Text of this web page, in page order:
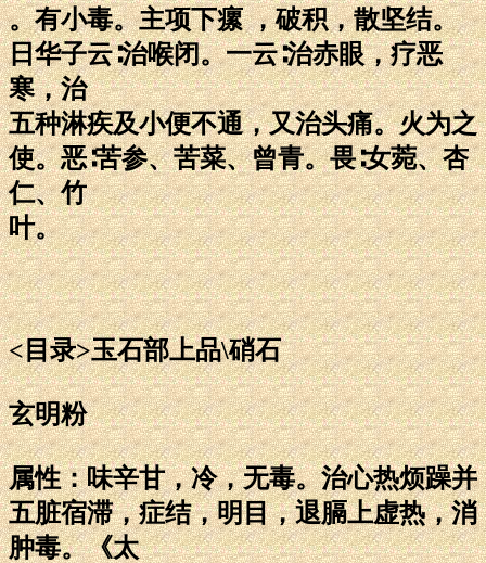
。有小毒。主项下瘰 ，破积，散坚结。
日华子云∶治喉闭。一云∶治赤眼，疗恶
寒，治
五种淋疾及小便不通，又治头痛。火为之
使。恶∶苦参、苦菜、曾青。畏∶女菀、杏
仁、竹
叶。
<目录>玉石部上品\硝石
玄明粉
属性：味辛甘，冷，无毒。治心热烦躁并
五脏宿滞，症结，明目，退膈上虚热，消
肿毒。《太